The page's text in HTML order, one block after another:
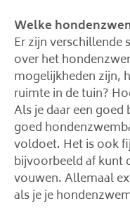
Welke
Er zijn verschillende
over het
mogelijkheden zijn,
ruimte in de tuin?
Als je daar een goed
goed
voldoet. Het is ook
bijvoorbeeld af kunt
vouwen. Allemaal
als je je